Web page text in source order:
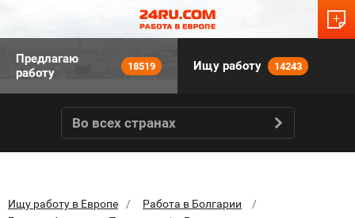
Предлагаю
работу
18519 Ищу работу 14243
Во всех странах
Ищу работу в Европе
Работа в Болгарии